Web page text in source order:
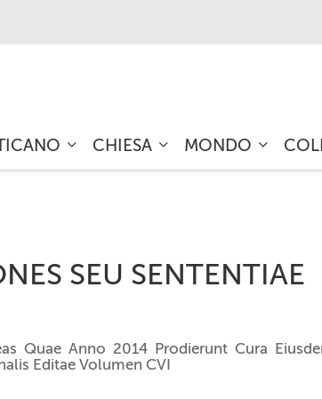
CHIESA MONDO
SEU SENTENTIAE
Quae Anno 2014 Prodierunt Cura
Editae Volumen CVI